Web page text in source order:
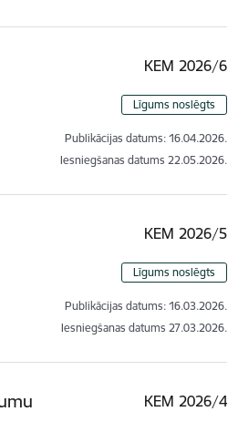
KEM 2026/6
Līgums noslēgts
Publikācijas datums: 16.04.2026.
Iesniegšanas datums 22.05.2026.
KEM 2026/5
Līgums noslēgts
Publikācijas datums: 16.03.2026.
Iesniegšanas datums 27.03.2026.
KEM 2026/4